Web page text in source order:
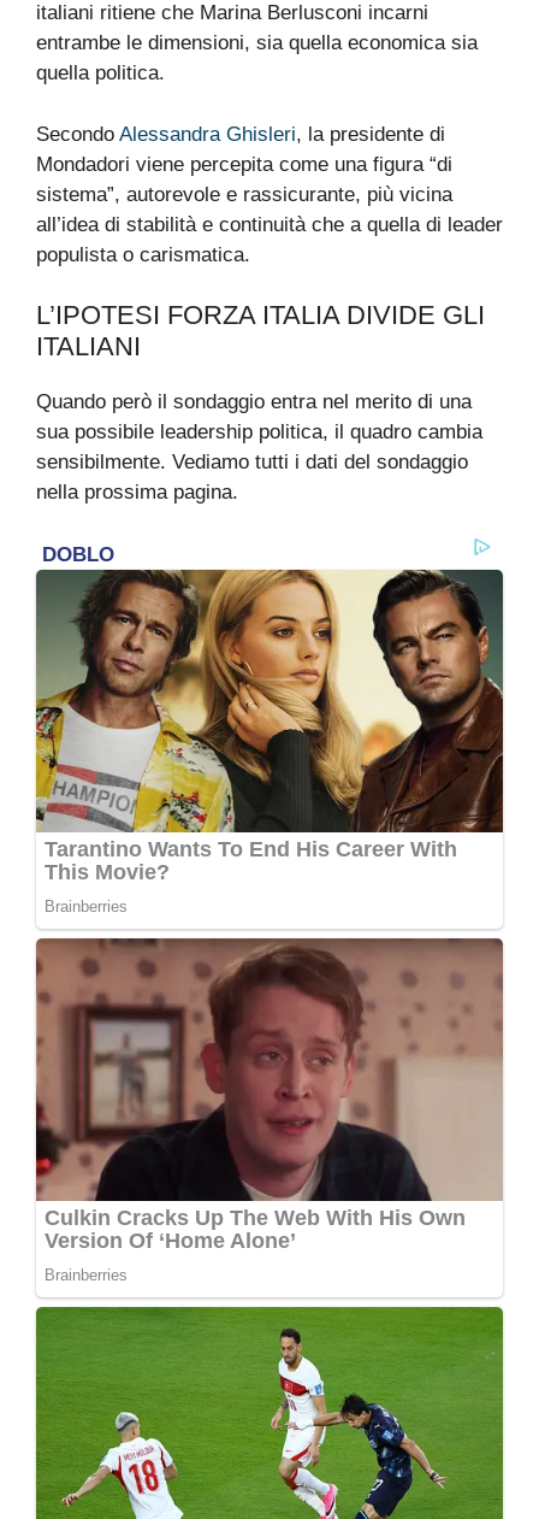
italiani ritiene che Marina Berlusconi incarni
entrambe le dimensioni, sia quella economica sia
quella politica.
Secondo Alessandra Ghisleri, la presidente di
Mondadori viene percepita come una figura “di
sistema”, autorevole e rassicurante, più vicina
all’idea di stabilità e continuità che a quella di leader
populista o carismatica.
L’IPOTESI FORZA ITALIA DIVIDE GLI
ITALIANI
Quando però il sondaggio entra nel merito di una
sua possibile leadership politica, il quadro cambia
sensibilmente. Vediamo tutti i dati del sondaggio
nella prossima pagina.